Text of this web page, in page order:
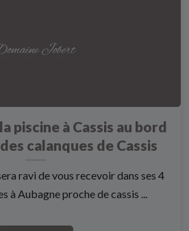
piscine à Cassis au bord
calanques de Cassis
ravi de vous recevoir dans ses 4
à Aubagne proche de cassis ...